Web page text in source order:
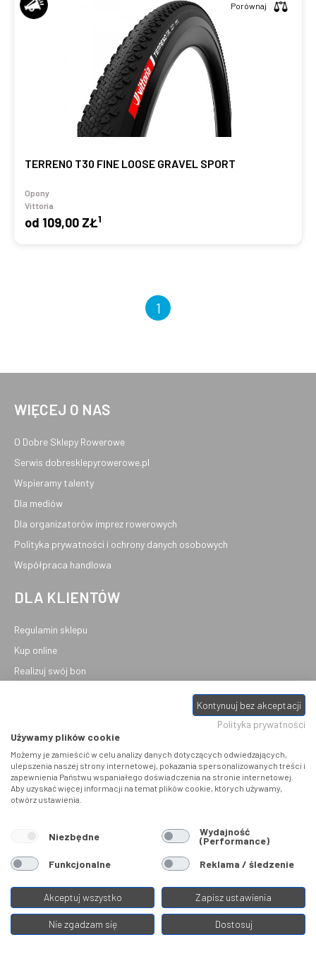
TERRENO T30 FINE LOOSE GRAVEL SPORT
Opony
Vittoria
od 109,00 ZŁ1
Porównaj
1
WIĘCEJ O NAS
O Dobre Sklepy Rowerowe
Serwis dobresklepyrowerowe.pl
Wspieramy talenty
Dla mediów
Dla organizatorów imprez rowerowych
Polityka prywatności i ochrony danych osobowych
Współpraca handlowa
DLA KLIENTÓW
Regulamin sklepu
Kup online
Realizuj swój bon
Polityka reklamacji
Reklamacje i zwroty
Pomoc i kontakt
Sklepy stacjonarne
PYTANIA I ODPOWIEDZI
Jaki rower wybrać?
Czy sprzedacie mi dany produkt taniej?
Jestem zawodnikiem i szukam wsparcia
Kontynuuj bez akceptacji
Polityka prywatności
Używamy plików cookie
Możemy je zamieścić w celu analizy danych dotyczących odwiedzających,
ulepszenia naszej strony internetowej, pokazania spersonalizowanych treści i
zapewnienia Państwu wspaniałego doświadczenia na stronie internetowej.
Aby uzyskać więcej informacji na temat plików cookie, których używamy,
otwórz ustawienia.
Niezbędne Wydajność
(Performance)
Funkcjonalne
Reklama / śledzenie
Akceptuj wszystko Zapisz ustawienia
Nie zgadzam się Dostosuj